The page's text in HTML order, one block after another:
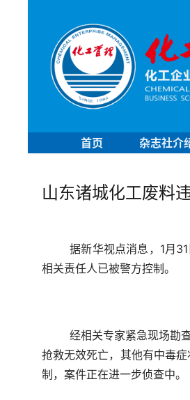
首页 杂志社介
山东诸城化工废料
据新华视点消息，1月
相关责任人已被警方控制。
经相关专家紧急现场勘
抢救无效死亡，其他有中毒
制，案件正在进一步侦查中。